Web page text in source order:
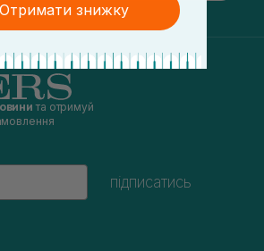
та отримуй
підписатись
Отримати знижку